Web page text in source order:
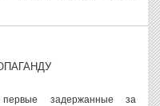
первые задержанные за